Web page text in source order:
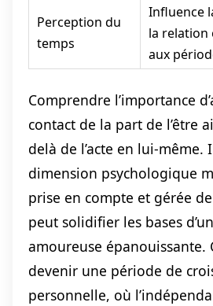
Perception du
temps
Influence
la relation
aux
Comprendre l’importance
contact de la part de l’être
delà de l’acte en lui-même.
dimension psychologique
prise en compte et gérée
peut solidifier les bases
amoureuse épanouissante.
devenir une période de
personnelle, où